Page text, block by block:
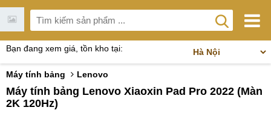
Bạn đang xem giá, tồn kho tại:
Máy tính bảng Lenovo
Máy tính bảng Lenovo Xiaoxin Pad Pro 2022 (Màn
2K 120Hz)